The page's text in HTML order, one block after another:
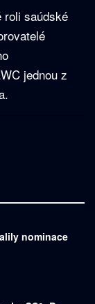
roli saúdské
jednou z
nominace